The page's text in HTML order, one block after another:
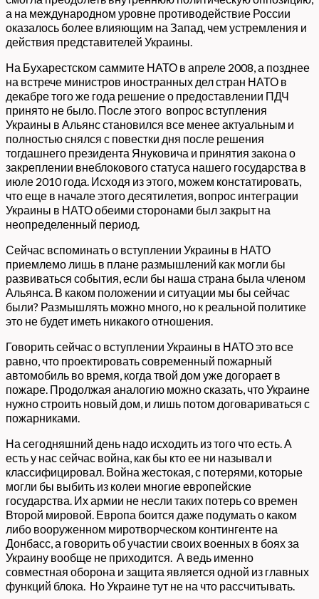
а на международном уровне противодействие России
оказалось более влияющим на Запад, чем устремления и
действия представителей Украины.
На Бухарестском саммите НАТО в апреле 2008, а позднее
на встрече министров иностранных дел стран НАТО в
декабре того же года решение о предоставлении ПДЧ
принято не было. После этого вопрос вступления
Украины в Альянс становился все менее актуальным и
полностью снялся с повестки дня после решения
тогдашнего президента Януковича и принятия закона о
закреплении внеблокового статуса нашего государства в
июле 2010 года. Исходя из этого, можем констатировать,
что еще в начале этого десятилетия, вопрос интеграции
Украины в НАТО обеими сторонами был закрыт на
неопределенный период.
Сейчас вспоминать о вступлении Украины в НАТО
приемлемо лишь в плане размышлений как могли бы
развиваться события, если бы наша страна была членом
Альянса. В каком положении и ситуации мы бы сейчас
были? Размышлять можно много, но к реальной политике
это не будет иметь никакого отношения.
Говорить сейчас о вступлении Украины в НАТО это все
равно, что проектировать современный пожарный
автомобиль во время, когда твой дом уже догорает в
пожаре. Продолжая аналогию можно сказать, что Украине
нужно строить новый дом, и лишь потом договариваться с
пожарниками.
На сегодняшний день надо исходить из того что есть. А
есть у нас сейчас война, как бы кто ее ни называл и
классифицировал. Война жестокая, с потерями, которые
могли бы выбить из колеи многие европейские
государства. Их армии не несли таких потерь со времен
Второй мировой. Европа боится даже подумать о каком
либо вооруженном миротворческом контингенте на
Донбасс, а говорить об участии своих военных в боях за
Украину вообще не приходится. А ведь именно
совместная оборона и защита является одной из главных
функций блока. Но Украине тут не на что рассчитывать.